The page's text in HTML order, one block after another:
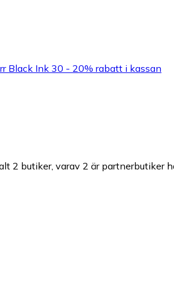
Black Ink 30 - 20% rabatt i kassan
2 butiker, varav 2 är partnerbutiker